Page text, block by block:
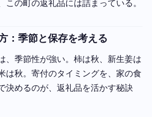
この町の返礼品には詰まっている。
：季節と保存を考える
、季節性が強い。柿は秋、新生姜は
は秋。寄付のタイミングを、家の食
決めるのが、返礼品を活かす秘訣